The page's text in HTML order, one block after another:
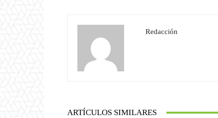
Redacción
ARTÍCULOS SIMILARES